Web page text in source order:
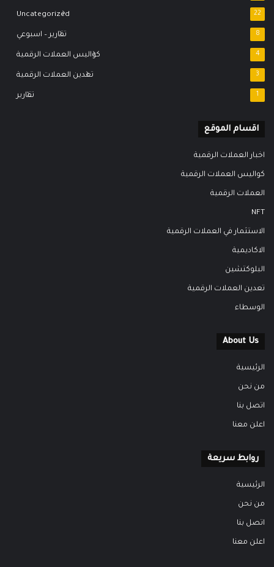
Uncategorized 22
تقارير – اسبوعي 8
كواليس العملات الرقمية 4
تعدين العملات الرقمية 3
تقارير 1
اقسام الموقع
اخبار العملات الرقمية
كواليس العملات الرقمية
العملات الرقمية
NFT
الاستثمار في العملات الرقمية
الاكاديمية
البلوكتشين
تعدين العملات الرقمية
الوسطاء
About Us
الرئيسية
من نحن
اتصل بنا
اعلن معنا
روابط سريعة
الرئيسية
من نحن
اتصل بنا
اعلن معنا